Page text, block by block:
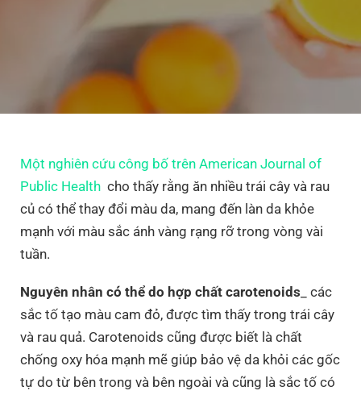
Một nghiên cứu công bố trên American Journal of
Public Health cho thấy rằng ăn nhiều trái cây và rau
củ có thể thay đổi màu da, mang đến làn da khỏe
mạnh với màu sắc ánh vàng rạng rỡ trong vòng vài
tuần.
Nguyên nhân có thể do hợp chất carotenoids _ các
sắc tố tạo màu cam đỏ, được tìm thấy trong trái cây
và rau quả. Carotenoids cũng được biết là chất
chống oxy hóa mạnh mẽ giúp bảo vệ da khỏi các gốc
tự do từ bên trong và bên ngoài và cũng là sắc tố có